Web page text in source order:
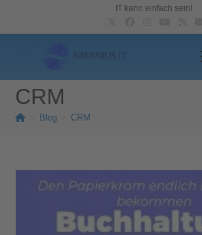
IT kann einfach sein!
CRM
Blog CRM